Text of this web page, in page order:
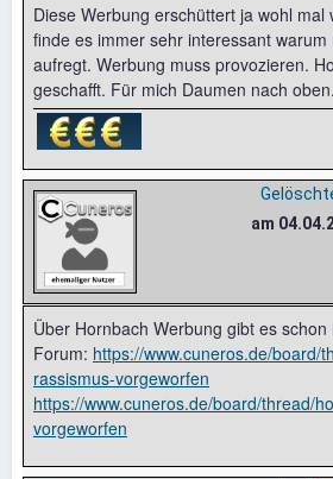
Diese Werbung erschüttert ja wohl mal
finde es immer sehr interessant
aufregt. Werbung muss provozieren.
geschafft. Für mich Daumen nach oben.
am
Über Hornbach Werbung gibt es
Forum: https://www.cuneros.de/board/
rassismus-vorgeworfen
https://www.cuneros.de/board/thread/
vorgeworfen